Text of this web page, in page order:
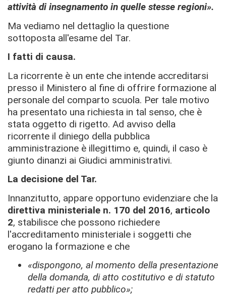
attività di insegnamento in quelle stesse regioni».
Ma vediamo nel dettaglio la questione
sottoposta all'esame del Tar.
I fatti di causa.
La ricorrente è un ente che intende accreditarsi
presso il Ministero al fine di offrire formazione al
personale del comparto scuola. Per tale motivo
ha presentato una richiesta in tal senso, che è
stata oggetto di rigetto. Ad avviso della
ricorrente il diniego della pubblica
amministrazione è illegittimo e, quindi, il caso è
giunto dinanzi ai Giudici amministrativi.
La decisione del Tar.
Innanzitutto, appare opportuno evidenziare che la
direttiva ministeriale n. 170 del 2016, articolo
2, stabilisce che possono richiedere
l'accreditamento ministeriale i soggetti che
erogano la formazione e che
«dispongono, al momento della presentazione
della domanda, di atto costitutivo e di statuto
redatti per atto pubblico»;